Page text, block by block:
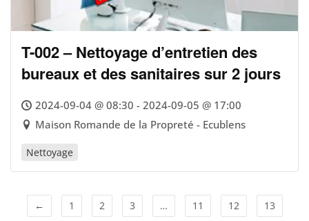
T-002 – Nettoyage d’entretien des
bureaux et des sanitaires sur 2 jours
2024-09-04 @ 08:30 - 2024-09-05 @ 17:00
Maison Romande de la Propreté - Ecublens
Nettoyage
← 1 2 3 … 11 12
13